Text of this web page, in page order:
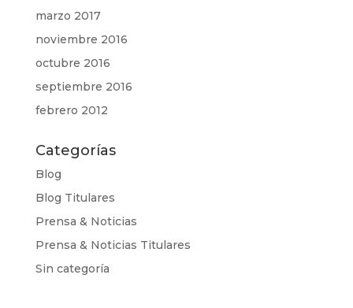
marzo 2017
noviembre 2016
octubre 2016
septiembre 2016
febrero 2012
Categorías
Blog
Blog Titulares
Prensa & Noticias
Prensa & Noticias Titulares
Sin categoría